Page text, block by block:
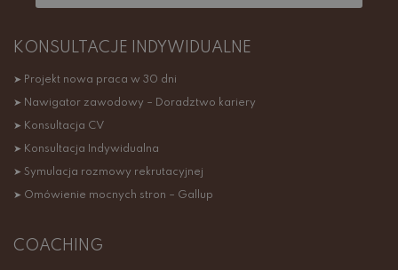
KONSULTACJE INDYWIDUALNE
➤ Projekt nowa praca w 30 dni
➤ Nawigator zawodowy – Doradztwo kariery
➤ Konsultacja CV
➤ Konsultacja Indywidualna
➤ Symulacja rozmowy rekrutacyjnej
➤ Omówienie mocnych stron – Gallup
COACHING